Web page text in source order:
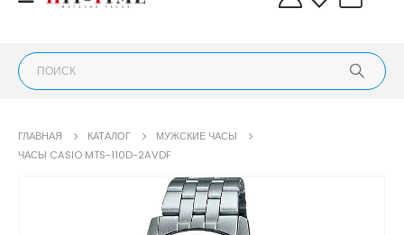
ГЛАВНАЯ КАТАЛОГ
МУЖСКИЕ ЧАСЫ
ЧАСЫ CASIO MTS-110D-2AVDF